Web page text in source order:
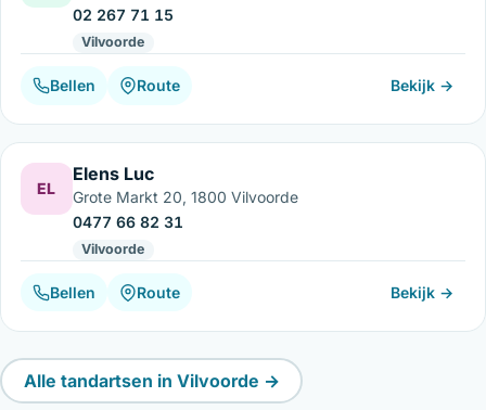
02 267 71 15
Vilvoorde
Bellen Route Bekijk →
EL
Elens Luc
Grote Markt 20, 1800 Vilvoorde
0477 66 82 31
Vilvoorde
Bellen Route Bekijk →
Alle tandartsen in Vilvoorde →